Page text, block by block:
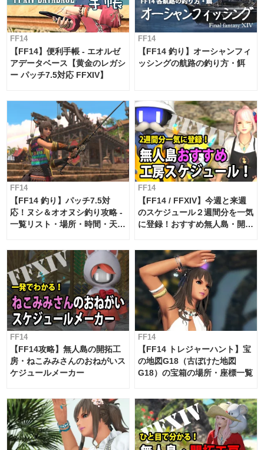
FF14
【FF14】便利手帳 - エオルゼ
アデータベース【黄金のレガシ
ー パッチ7.5対応 FFXIV】
FF14
【FF14 釣り】オーシャンフィ
ッシングの航路の釣り方・餌
FF14
【FF14 釣り】パッチ7.5対
応！ヌシ＆オオヌシ釣り攻略 -
一覧リスト・場所・時間・天
FF14
【FF14 / FFXIV】今週と来週
のスケジュール２週間分を一気
に登録！おすすめ無人島・開拓
FF14
【FF14攻略】無人島の開拓工
房・ねこみみさんのおねがいス
ケジュールメーカー
FF14
【FF14 トレジャーハント】宝
の地図G18（古ぼけた地図
G18）の宝箱の場所・座標一覧